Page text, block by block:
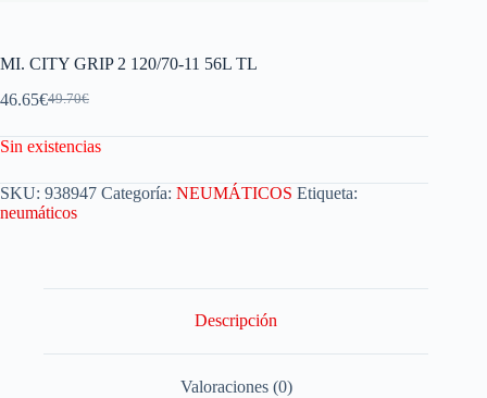
MI. CITY GRIP 2 120/70-11 56L TL
49.70€
46.65€
Sin existencias
SKU: 938947 Categoría: NEUMÁTICOS Etiqueta:
neumáticos
Descripción
Valoraciones (0)